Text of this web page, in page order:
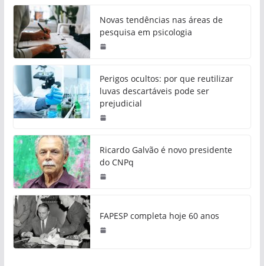
Novas tendências nas áreas de
pesquisa em psicologia
Perigos ocultos: por que reutilizar
luvas descartáveis pode ser
prejudicial
Ricardo Galvão é novo presidente
do CNPq
FAPESP completa hoje 60 anos